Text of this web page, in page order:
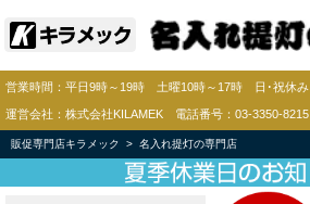
営業時間：平日9時～19時 土曜10時～17時 日･祝休み
運営会社：株式会社KILAMEK 電話番号：03-3350-8215
販促専門店キラメック 名入れ提灯の専門店